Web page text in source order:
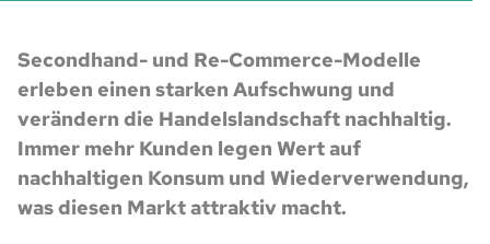
Secondhand- und Re-Commerce-Modelle
erleben einen starken Aufschwung und
verändern die Handelslandschaft nachhaltig.
Immer mehr Kunden legen Wert auf
nachhaltigen Konsum und Wiederverwendung,
was diesen Markt attraktiv macht.